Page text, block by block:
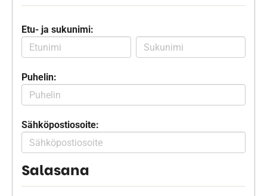
Etu- ja sukunimi:
Puhelin:
Sähköpostiosoite:
Salasana